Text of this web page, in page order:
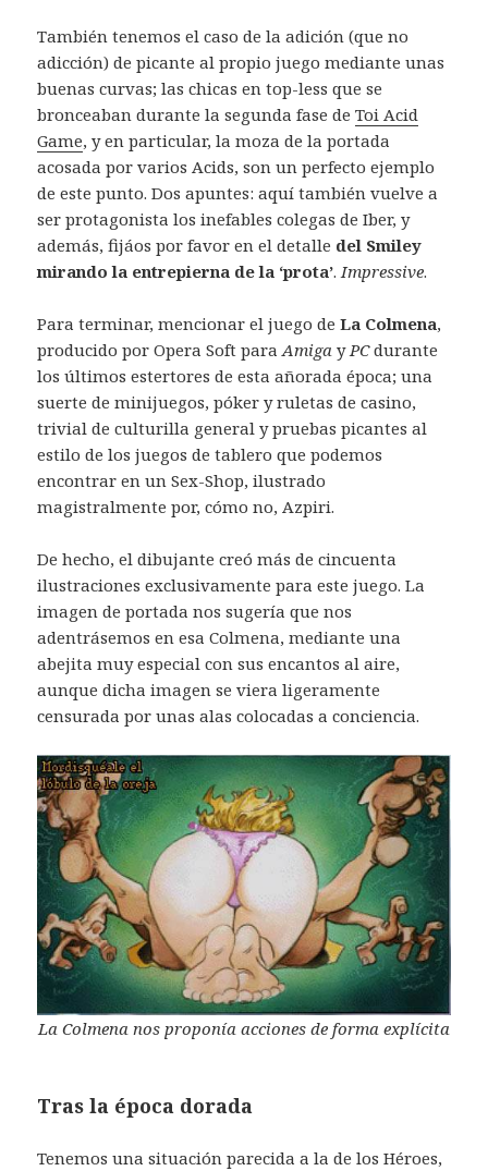
También tenemos el caso de la adición (que no
adicción) de picante al propio juego mediante unas
buenas curvas; las chicas en top-less que se
bronceaban durante la segunda fase deToi Acid
Game, y en particular, la moza de la portada
acosada por varios Acids, son un perfecto ejemplo
de este punto. Dos apuntes: aquí también vuelve a
ser protagonista los inefables colegas de Iber, y
además, fijáos por favor en el detalle del Smiley
mirando la entrepierna de la ‘prota’.Impressive.
Para terminar, mencionar el juego deLa Colmena,
producido por Opera Soft paraAmiga yPCdurante
los últimos estertores de esta añorada época; una
suerte de minijuegos, póker y ruletas de casino,
trivial de culturilla general y pruebas picantes al
estilo de los juegos de tablero que podemos
encontrar en un Sex-Shop, ilustrado
magistralmente por, cómo no, Azpiri.
De hecho, el dibujante creó más de cincuenta
ilustraciones exclusivamente para este juego. La
imagen de portada nos sugería que nos
adentrásemos en esa Colmena, mediante una
abejita muy especial con sus encantos al aire,
aunque dicha imagen se viera ligeramente
censurada por unas alas colocadas a conciencia.
La Colmena nos proponía acciones de forma explícita
Tras la época dorada
Tenemos una situación parecida a la de los Héroes,